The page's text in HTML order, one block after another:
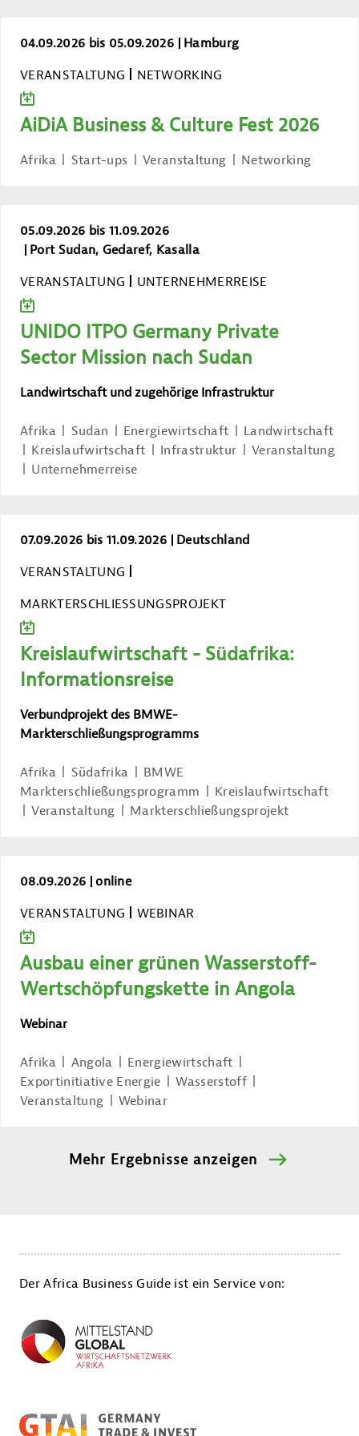
AiDiA Business & Culture Fest 2026
04.09.2026 bis 05.09.2026
Hamburg
VERANSTALTUNG
NETWORKING
ZUM KALENDER HINZUFÜGEN
AiDiA Business & Culture Fest 2026
Afrika Start-ups Veranstaltung Networking
UNIDO ITPO Germany Private Sector
05.09.2026 bis 11.09.2026
Port Sudan, Gedaref, Kasalla
VERANSTALTUNG
UNTERNEHMERREISE
ZUM KALENDER HINZUFÜGEN
UNIDO ITPO Germany Private
Sector Mission nach Sudan
Landwirtschaft und zugehörige Infrastruktur
Afrika Sudan Energiewirtschaft
Landwirtschaft
Kreislaufwirtschaft
Infrastruktur
Veranstaltung
Unternehmerreise
Kreislaufwirtschaft - Südafrika:
07.09.2026 bis 11.09.2026
Deutschland
VERANSTALTUNG
MARKTERSCHLIESSUNGSPROJEKT
ZUM KALENDER HINZUFÜGEN
Kreislaufwirtschaft - Südafrika:
Informationsreise
Verbundprojekt des BMWE-
Markterschließungsprogramms
Afrika Südafrika
BMWE
Markterschließungsprogramm
Kreislaufwirtschaft
Veranstaltung
Markterschließungsprojekt
Ausbau einer grünen Wasserstoff-
08.09.2026
online
VERANSTALTUNG
WEBINAR
ZUM KALENDER HINZUFÜGEN
Ausbau einer grünen Wasserstoff-
Wertschöpfungskette in Angola
Webinar
Afrika Angola
Energiewirtschaft
Exportinitiative Energie
Wasserstoff
Veranstaltung
Webinar
Mehr Ergebnisse anzeigen
Der Africa Business Guide ist ein Service von: